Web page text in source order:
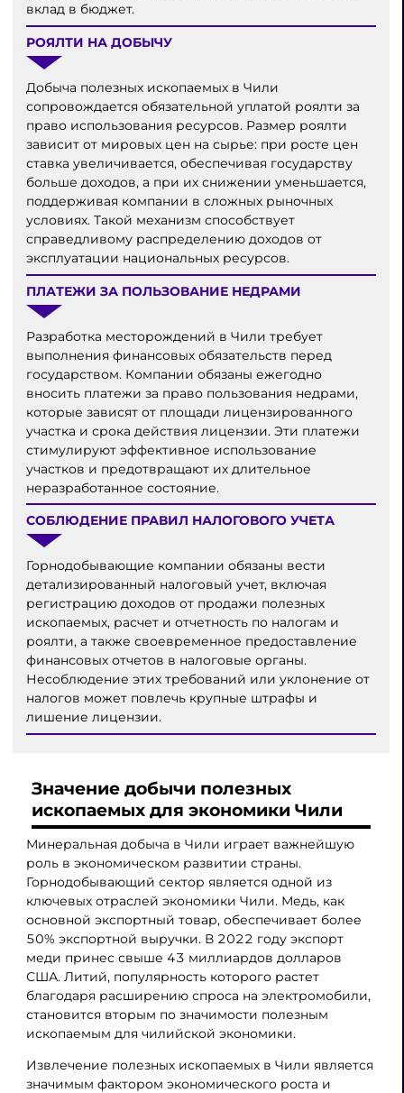
вклад в бюджет.
РОЯЛТИ НА ДОБЫЧУ
Добыча полезных ископаемых в Чили
сопровождается обязательной уплатой роялти за
право использования ресурсов. Размер роялти
зависит от мировых цен на сырье: при росте цен
ставка увеличивается, обеспечивая государству
больше доходов, а при их снижении уменьшается,
поддерживая компании в сложных рыночных
условиях. Такой механизм способствует
справедливому распределению доходов от
эксплуатации национальных ресурсов.
ПЛАТЕЖИ ЗА ПОЛЬЗОВАНИЕ НЕДРАМИ
Разработка месторождений в Чили требует
выполнения финансовых обязательств перед
государством. Компании обязаны ежегодно
вносить платежи за право пользования недрами,
которые зависят от площади лицензированного
участка и срока действия лицензии. Эти платежи
стимулируют эффективное использование
участков и предотвращают их длительное
неразработанное состояние.
СОБЛЮДЕНИЕ ПРАВИЛ НАЛОГОВОГО УЧЕТА
Горнодобывающие компании обязаны вести
детализированный налоговый учет, включая
регистрацию доходов от продажи полезных
ископаемых, расчет и отчетность по налогам и
роялти, а также своевременное предоставление
финансовых отчетов в налоговые органы.
Несоблюдение этих требований или уклонение от
налогов может повлечь крупные штрафы и
лишение лицензии.
Значение добычи полезных
ископаемых для экономики Чили
Минеральная добыча в Чили играет важнейшую
роль в экономическом развитии страны.
Горнодобывающий сектор является одной из
ключевых отраслей экономики Чили. Медь, как
основной экспортный товар, обеспечивает более
50% экспортной выручки. В 2022 году экспорт
меди принес свыше 43 миллиардов долларов
США. Литий, популярность которого растет
благодаря расширению спроса на электромобили,
становится вторым по значимости полезным
ископаемым для чилийской экономики.
Извлечение полезных ископаемых в Чили является
значимым фактором экономического роста и